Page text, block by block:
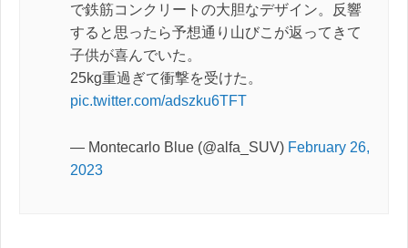
で鉄筋コンクリートの大胆なデザイン。反響
すると思ったら予想通り山びこが返ってきて
子供が喜んでいた。
25kg重過ぎて衝撃を受けた。
pic.twitter.com/adszku6TFT
— Montecarlo Blue (@alfa_SUV) February 26,
2023